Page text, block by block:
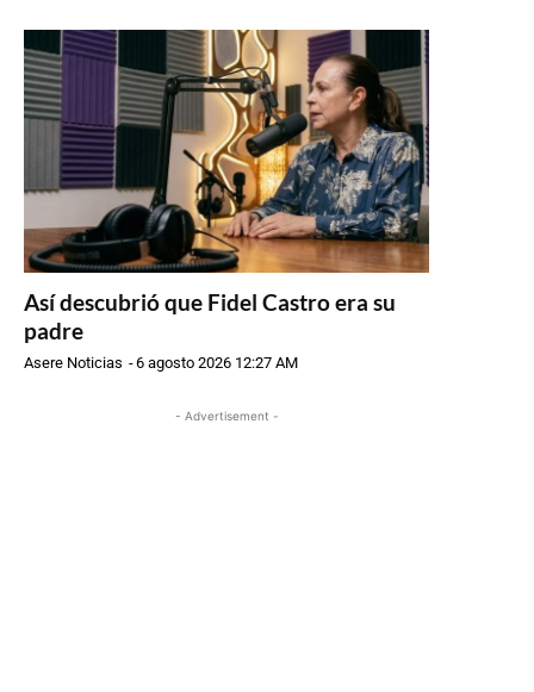
Así descubrió que Fidel Castro era su
padre
Asere Noticias -6 agosto 2026 12:27 AM
- Advertisement -